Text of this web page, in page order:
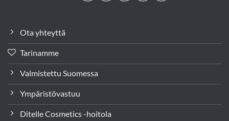
Ota yhteyttä
Tarinamme
Valmistettu Suomessa
Ympäristövastuu
Ditelle Cosmetics -hoitola